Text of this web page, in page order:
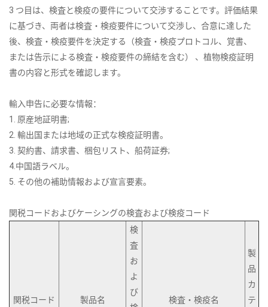
3 つ目は、検査と検疫の要件について交渉することです。評価結果
に基づき、両者は検査・検疫要件について交渉し、合意に達した
後、検査・検疫要件を決定する（検査・検疫プロトコル、覚書、
または告示による検査・検疫要件の締結を含む） 、植物検疫証明
書の内容と形式を確認します。
輸入申告に必要な情報：
1. 原産地証明書;
2. 輸出国または地域の正式な検疫証明書。
3. 契約書、請求書、梱包リスト、船荷証券;
4.中国語ラベル。
5. その他の補助情報および宣言要素。
関税コードおよびケーシングの検査および検疫コード
関税コード 製品名
検
査
お
よ
び
検査・検疫名
製
品
カ
テ